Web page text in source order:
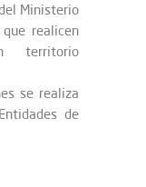
Ministerio
realicen
territorio
se realiza
de